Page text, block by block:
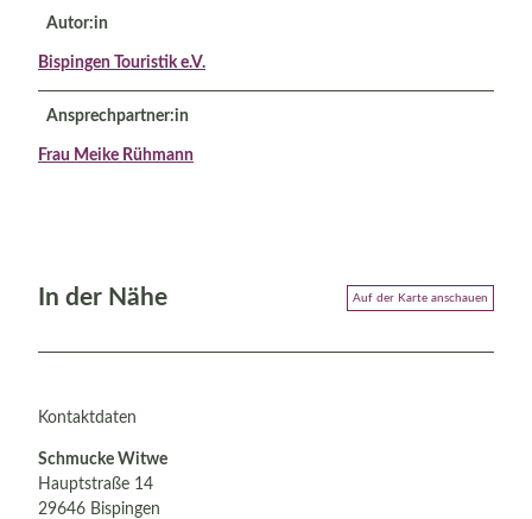
Autor:in
Bispingen Touristik e.V.
Ansprechpartner:in
Frau Meike Rühmann
In der Nähe Auf der Karte anschauen
Kontaktdaten
Schmucke Witwe
Hauptstraße 14
29646 Bispingen